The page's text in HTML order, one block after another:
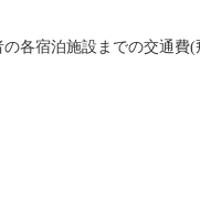
各宿泊施設までの交通